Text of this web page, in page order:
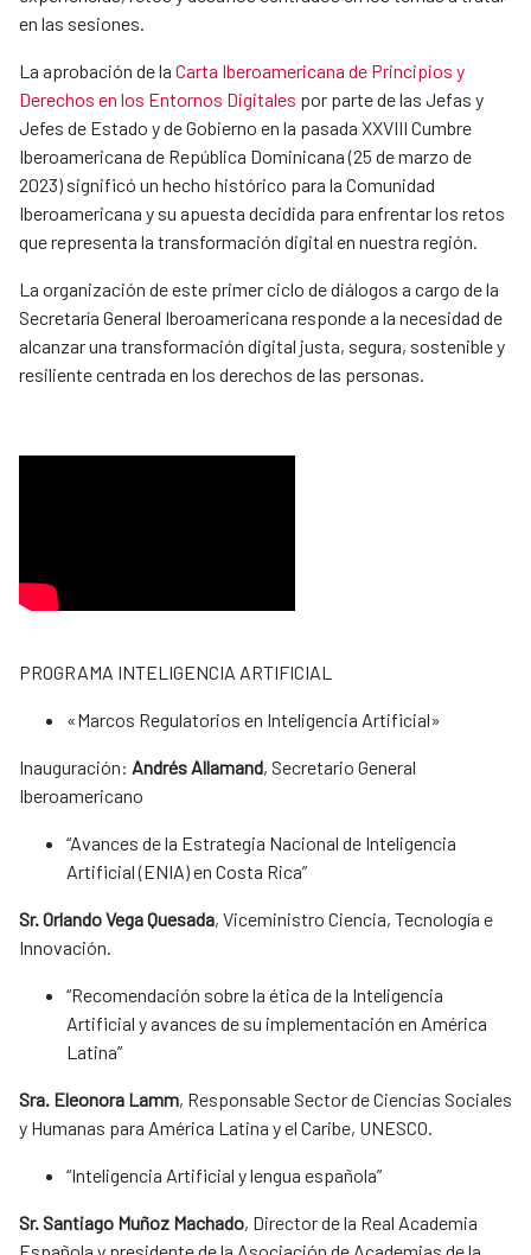
en las sesiones.
La aprobación de la Carta Iberoamericana de Principios y
Derechos en los Entornos Digitales por parte de las Jefas y
Jefes de Estado y de Gobierno en la pasada XXVIII Cumbre
Iberoamericana de República Dominicana (25 de marzo de
2023) significó un hecho histórico para la Comunidad
Iberoamericana y su apuesta decidida para enfrentar los retos
que representa la transformación digital en nuestra región.
La organización de este primer ciclo de diálogos a cargo de la
Secretaría General Iberoamericana responde a la necesidad de
alcanzar una transformación digital justa, segura, sostenible y
resiliente centrada en los derechos de las personas.
PROGRAMA INTELIGENCIA ARTIFICIAL
«Marcos Regulatorios en Inteligencia Artificial»
Inauguración: Andrés Allamand, Secretario General
Iberoamericano
“Avances de la Estrategia Nacional de Inteligencia
Artificial (ENIA) en Costa Rica”
Sr. Orlando Vega Quesada, Viceministro Ciencia, Tecnología e
Innovación.
“Recomendación sobre la ética de la Inteligencia
Artificial y avances de su implementación en América
Latina”
Sra. Eleonora Lamm, Responsable Sector de Ciencias Sociales
y Humanas para América Latina y el Caribe, UNESCO.
“Inteligencia Artificial y lengua española”
Sr. Santiago Muñoz Machado, Director de la Real Academia